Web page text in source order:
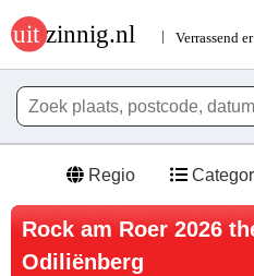
Regio
Rock am Roer 2026
Odiliënberg